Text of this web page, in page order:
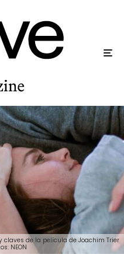
de la película de Joachim Trier
NEON